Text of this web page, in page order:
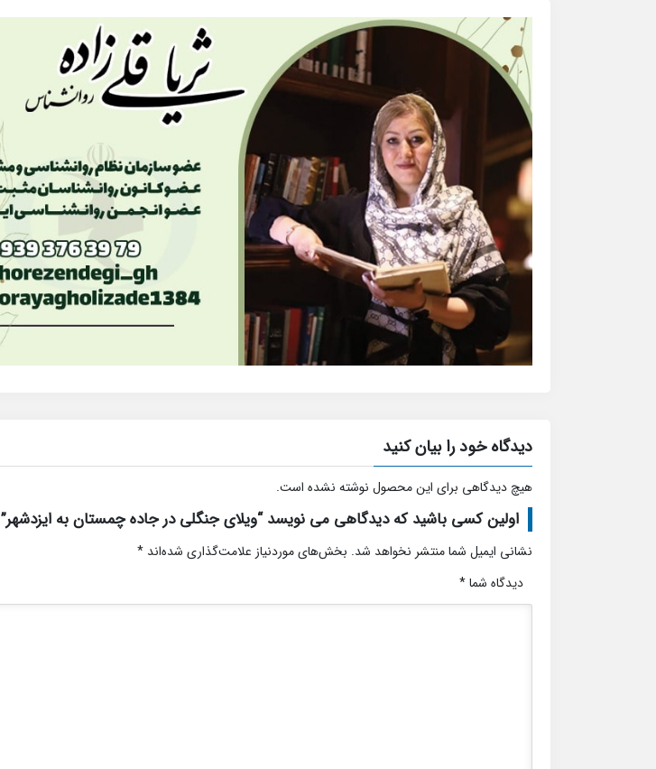
دیدگاه خود را بیان کنید
هیچ دیدگاهی برای این محصول نوشته نشده است.
اولین کسی باشید که دیدگاهی می نویسد “ویلای جنگلی در جاده چمستان به ایزدشهر”
نشانی ایمیل شما منتشر نخواهد شد. بخش‌های موردنیاز علامت‌گذاری شده‌اند *
دیدگاه شما*